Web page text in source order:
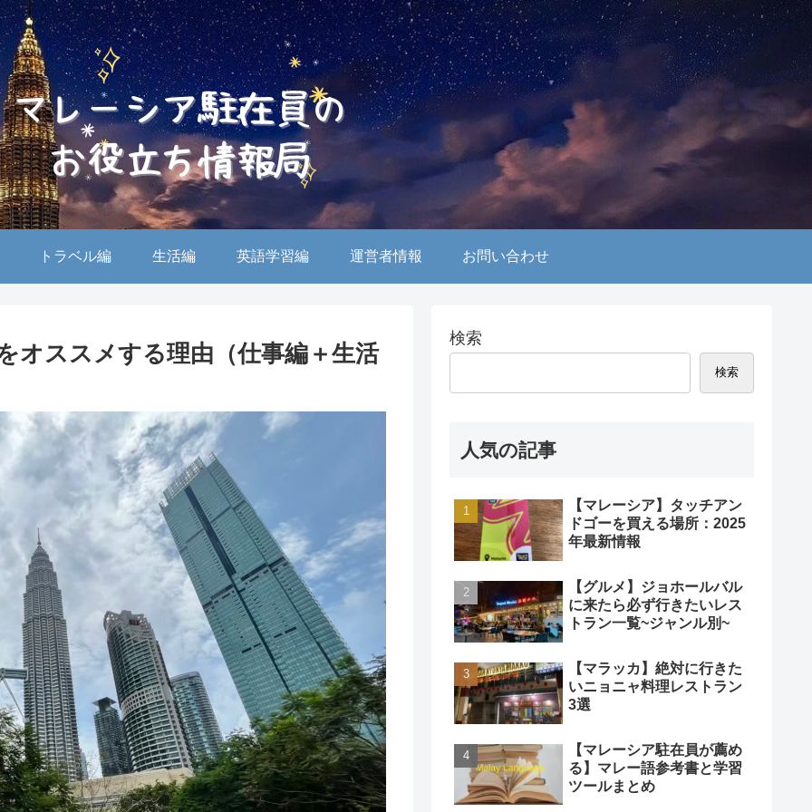
トラベル編 生活編 英語学習編 運営者情報 お問い合わせ
オススメする理由（仕事編＋生活
検索
検索
人気の記事
【マレーシア】タッチアン
ドゴーを買える場所：2025
年最新情報
【グルメ】ジョホールバル
に来たら必ず行きたいレス
トラン一覧~ジャンル別~
【マラッカ】絶対に行きた
いニョニャ料理レストラン
3選
【マレーシア駐在員が薦め
る】マレー語参考書と学習
ツールまとめ